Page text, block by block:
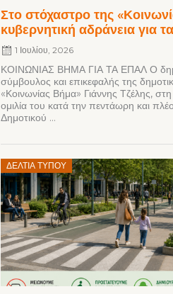
Στο στόχαστρο της
κυβερνητική αδράνεια για
1 Ιουλίου, 2026
ΚΟΙΝΩΝΙΑΣ ΒΗΜΑ ΓΙΑ ΤΑ ΕΠΑΛ Ο
σύμβουλος και επικεφαλής της
«Κοινωνίας Βήμα» Γιάννης Τζέλης,
ομιλία του κατά την πεντάωρη και
Δημοτικού ...
ΔΕΛΤΊΑ ΤΎΠΟΥ
Posted
on